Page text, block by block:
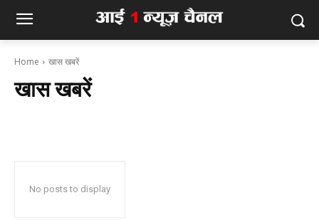
Home खास खबरें
खास खबरें
No posts to display